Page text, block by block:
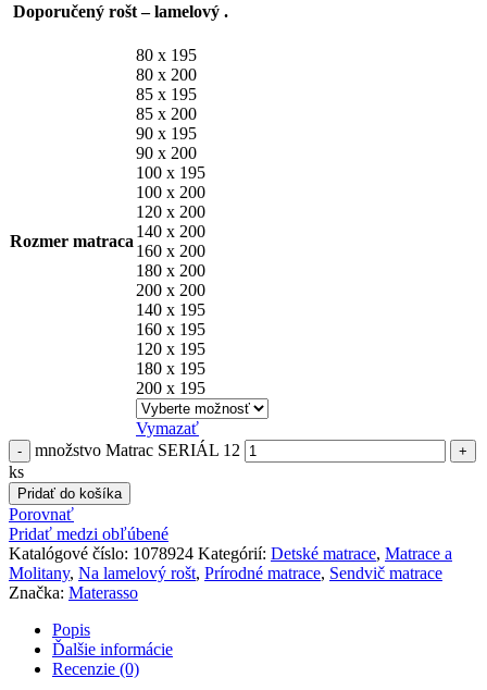
Doporučený rošt – lamelový .
Rozmer matraca
80 x 195
80 x 200
85 x 195
85 x 200
90 x 195
90 x 200
100 x 195
100 x 200
120 x 200
140 x 200
160 x 200
180 x 200
200 x 200
140 x 195
160 x 195
120 x 195
180 x 195
200 x 195
Vymazať
množstvo Matrac SERIÁL 12
ks
Pridať do košíka
Porovnať
Pridať medzi obľúbené
Katalógové číslo: 1078924 Kategórií: Detské matrace, Matrace a
Molitany, Na lamelový rošt, Prírodné matrace, Sendvič matrace
Značka: Materasso
Popis
Ďalšie informácie
Recenzie (0)